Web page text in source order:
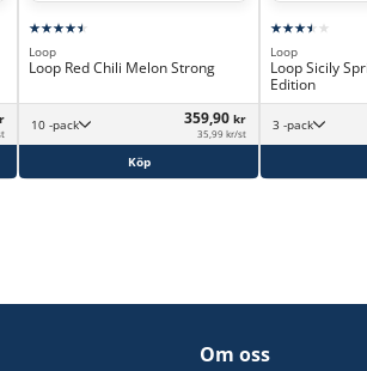
Loop
Loop Red Chili Melon Strong
10 -pack 359,90 kr
35,99 kr/st
Köp
Loop
Loop Sicily
Edition
3 -pack
Om oss